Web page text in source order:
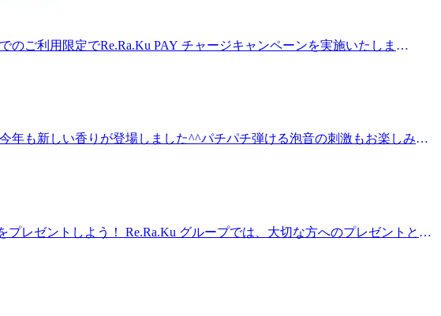
店にて心を込めてお迎えいたします。 ぜひ今後も、Re.Ra.Ku 西武飯能ペ
に支えていただき、本当にありがとうございました。 残りわずかな期間
い申し上げます。 Webご予約は、こちらから 飯能店：
は、ご登録者限定のクーポンも配信中！ https://qr.reraku.jp------------------------
町11-21西武飯能ぺぺ 2F042-978-9920--------------------------------
ご利用限定でRe.Ra.Ku PAY チャージキャンペーンを実施いたしま
に ＋10分無料プレゼント 例）20,000円チャージ → ＋10分無料 × 4回
Re.Ra.Ku 西武入間ペペ店でもご利用いただけます。 飯能店は2026年7月
ご安心ください。 お得にケアを続けられるこの機会に、ぜひリラクペイ
。 21時までにお見送りのコースが受付可能です♪ -----------------------------
作りを応援します!”予防”のボディケア、始めてみませんか? 営業時
も新しい香りが登場しました^^パチパチ弾ける泡音の刺激もお楽しみく
ィ50分+爽快ヘッドスパ20分 【通常】10,230円(税込) 【期間限定】
ックリンパ20分 【通常】13,530円(税込) 【期間限定】 12,000円(税
) 【期間限定】16,000円(税込) ⇒2,040円OFF！！※Web・アプリ予
次回予約特典との併用や、リラクのアプリクーポンとの併用は できま
ださい^^ 今後の参考にさせていただきます！
用意いたしました！ 【ヘッドスパ+10分無料でプレゼント!!】 リラク公
考欄に「口コミ特典希望」とご入力下さい。 ※次回予約特典との併用
レゼントしよう！ Re.Ra.Ku グループでは、大切な方へのプレゼントとし
Epoc 全店の店頭にて販売しております。1,000円単位でチャージが可能
れ、ご利用可能になります。お支払い方法現金またはクレジットカード
ご利用いただけません。 Re.Ra.Ku eGiftSNSやメールを通して、いつでも